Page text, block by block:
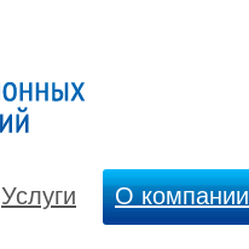
Услуги О компании